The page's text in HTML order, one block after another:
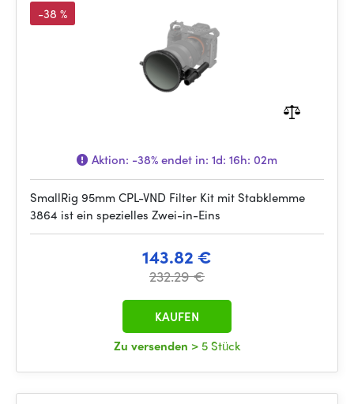
-38 %
Aktion: -38%endet in: 1d: 16h: 02m
SmallRig 95mm CPL-VND Filter Kit mit Stabklemme
3864 ist ein spezielles Zwei-in-Eins
143.82 €
232.29 €
Zu versenden > 5 Stück
KAUFEN